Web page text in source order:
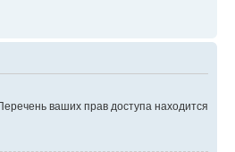
ваших прав доступа находится